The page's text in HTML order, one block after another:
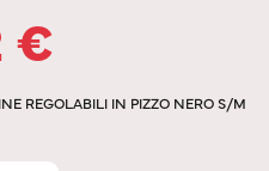
€
REGOLABILI IN PIZZO NERO S/M